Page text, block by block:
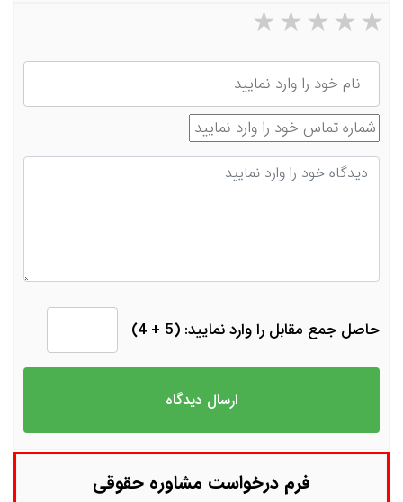
۵ ستاره از ۵ ۴ ستاره از ۵ ۳ ستاره از ۵ ۲ ستاره از ۵
نام
شماره تماس
دیدگاه
حاصل جمع مقابل را وارد نمایید: (5 + 4)
فرم درخواست مشاوره حقوقی